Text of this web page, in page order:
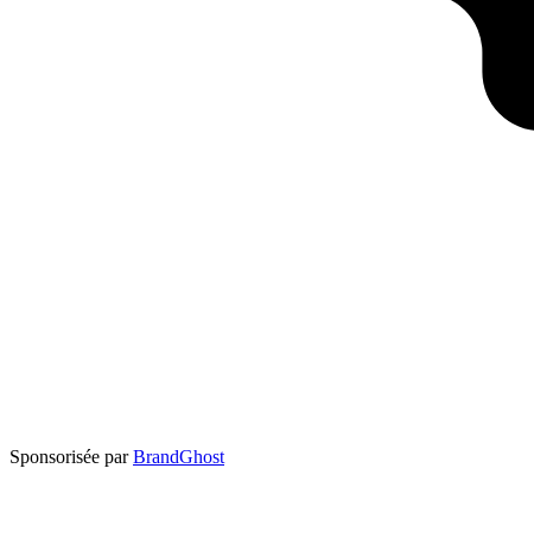
Sponsorisée par BrandGhost